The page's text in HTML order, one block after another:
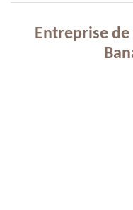
Entreprise